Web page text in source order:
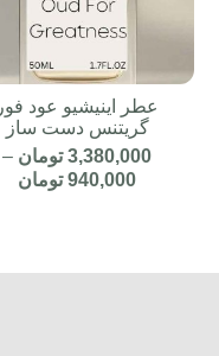
عطر اینیشیو عود فور
گریتنس دست ساز
3,380,000 تومان –
940,000 تومان